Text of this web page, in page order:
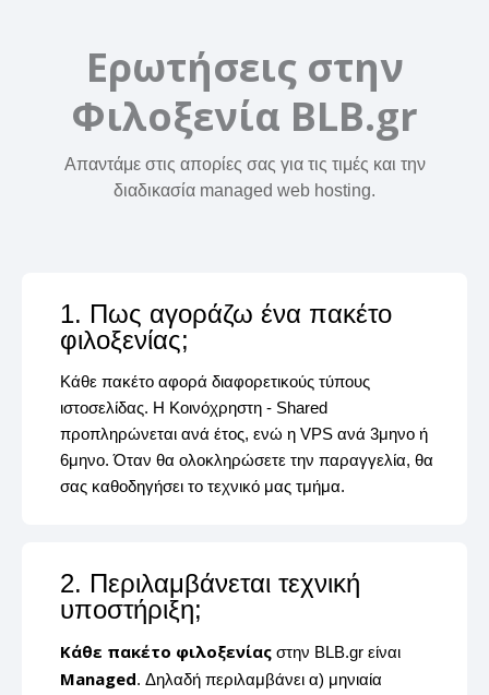
Ερωτήσεις στην
Φιλοξενία BLB.gr
Απαντάμε στις απορίες σας για τις τιμές και την
διαδικασία managed web hosting.
1. Πως αγοράζω ένα πακέτο
φιλοξενίας;
Κάθε πακέτο αφορά διαφορετικούς τύπους
ιστοσελίδας. Η Κοινόχρηστη - Shared
προπληρώνεται ανά έτος, ενώ η VPS ανά 3μηνο ή
6μηνο. Όταν θα ολοκληρώσετε την παραγγελία, θα
σας καθοδηγήσει το τεχνικό μας τμήμα.
2. Περιλαμβάνεται τεχνική
υποστήριξη;
Κάθε πακέτο φιλοξενίας στην BLB.gr είναι
Managed. Δηλαδή περιλαμβάνει α) μηνιαία